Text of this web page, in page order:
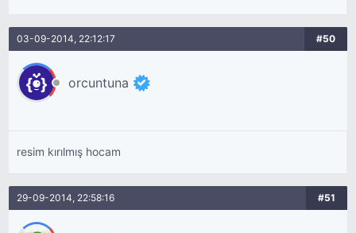
03-09-2014, 22:12:17 #50
orcuntuna
resim kırılmış hocam
29-09-2014, 22:58:16 #51